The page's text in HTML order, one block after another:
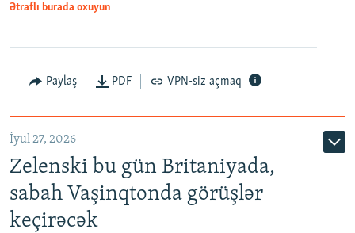
Ətraflı burada oxuyun
Paylaş PDF VPN-siz açmaq
İyul 27, 2026
Zelenski bu gün Britaniyada,
sabah Vaşinqtonda görüşlər
keçirəcək